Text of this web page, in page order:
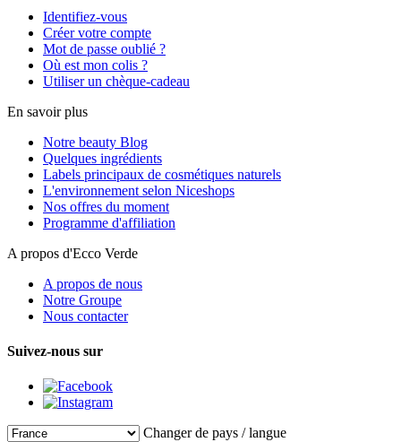
Identifiez-vous
Créer votre compte
Mot de passe oublié ?
Où est mon colis ?
Utiliser un chèque-cadeau
En savoir plus
Notre beauty Blog
Quelques ingrédients
Labels principaux de cosmétiques naturels
L'environnement selon Niceshops
Nos offres du moment
Programme d'affiliation
A propos d'Ecco Verde
A propos de nous
Notre Groupe
Nous contacter
Suivez-nous sur
Changer de pays / langue